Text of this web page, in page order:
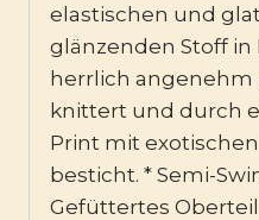
elastischen und
glänzenden Stoff in
herrlich angenehm
knittert und durch
Print mit
besticht. * Semi-
Gefüttertes